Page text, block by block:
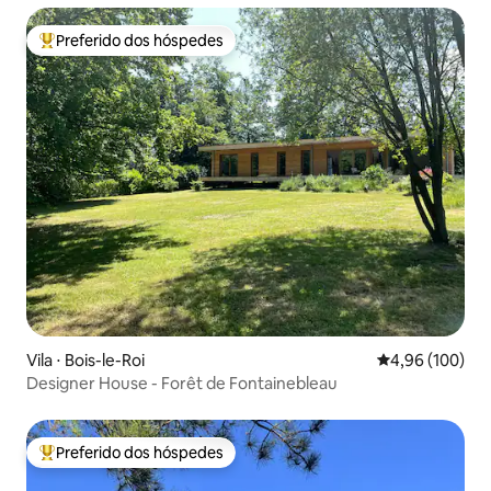
Entre os melhores preferidos dos hóspedes
Preferido dos hóspedes
Vila ⋅ Bois-le-Roi 4,96 de uma
4,96 (100)
Designer House - Forêt de Fontainebleau
Entre os melhores preferidos dos hóspedes
Preferido dos hóspedes